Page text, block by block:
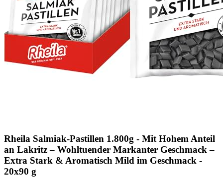
Rheila Salmiak-Pastillen 1.800g - Mit Hohem Anteil
an Lakritz – Wohltuender Markanter Geschmack –
Extra Stark & Aromatisch Mild im Geschmack -
20x90 g